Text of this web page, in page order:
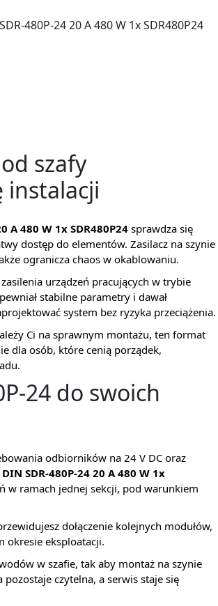
480P-24 20 A 480 W 1x SDR480P24
szafy
instalacji
A 480 W 1x SDR480P24 sprawdza się
dostęp do elementów. Zasilacz na szynie
ogranicza chaos w okablowaniu.
urządzeń pracujących w trybie
stabilne parametry i dawał
system bez ryzyka przeciążenia.
Ci na sprawnym montażu, ten format
dla osób, które cenią porządek,
24 do swoich
odbiorników na 24 V DC oraz
SDR-480P-24 20 A 480 W 1x
w ramach jednej sekcji, pod warunkiem
dołączenie kolejnych modułów,
okresie eksploatacji.
w szafie, tak aby montaż na szynie
czytelna, a serwis staje się